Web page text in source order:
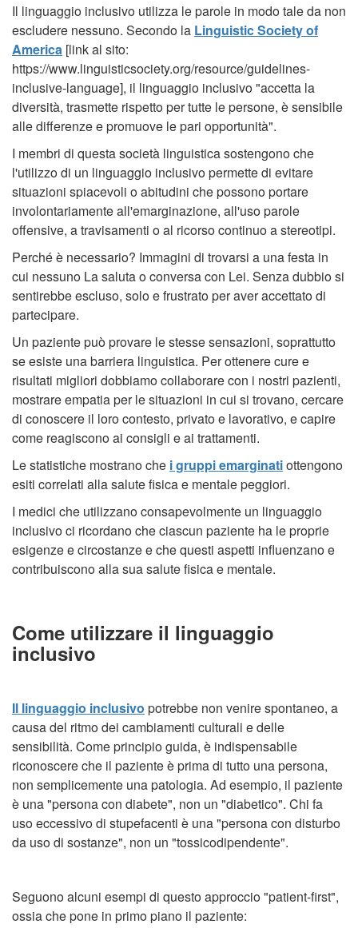
Il linguaggio inclusivo utilizza le parole in modo tale da non
escludere nessuno. Secondo la Linguistic Society of
America [link al sito:
https://www.linguisticsociety.org/resource/guidelines-
inclusive-language], il linguaggio inclusivo "accetta la
diversità, trasmette rispetto per tutte le persone, è sensibile
alle differenze e promuove le pari opportunità".
I membri di questa società linguistica sostengono che
l'utilizzo di un linguaggio inclusivo permette di evitare
situazioni spiacevoli o abitudini che possono portare
involontariamente all'emarginazione, all'uso parole
offensive, a travisamenti o al ricorso continuo a stereotipi.
Perché è necessario? Immagini di trovarsi a una festa in
cui nessuno La saluta o conversa con Lei. Senza dubbio si
sentirebbe escluso, solo e frustrato per aver accettato di
partecipare.
Un paziente può provare le stesse sensazioni, soprattutto
se esiste una barriera linguistica. Per ottenere cure e
risultati migliori dobbiamo collaborare con i nostri pazienti,
mostrare empatia per le situazioni in cui si trovano, cercare
di conoscere il loro contesto, privato e lavorativo, e capire
come reagiscono ai consigli e ai trattamenti.
Le statistiche mostrano che i gruppi emarginatiottengono
esiti correlati alla salute fisica e mentale peggiori.
I medici che utilizzano consapevolmente un linguaggio
inclusivo ci ricordano che ciascun paziente ha le proprie
esigenze e circostanze e che questi aspetti influenzano e
contribuiscono alla sua salute fisica e mentale.
Come utilizzare il linguaggio
inclusivo
Il linguaggio inclusivo potrebbe non venire spontaneo, a
causa del ritmo dei cambiamenti culturali e delle
sensibilità. Come principio guida, è indispensabile
riconoscere che il paziente è prima di tutto una persona,
non semplicemente una patologia. Ad esempio, il paziente
è una "persona con diabete", non un "diabetico". Chi fa
uso eccessivo di stupefacenti è una "persona con disturbo
da uso di sostanze", non un "tossicodipendente".
Seguono alcuni esempi di questo approccio "patient-first",
ossia che pone in primo piano il paziente: